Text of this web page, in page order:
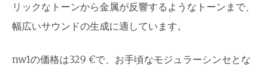
リックなトーンから金属が反響するようなトーンまで、
幅広いサウンドの生成に適しています。
nw1の価格は329 €で、お手頃なモジュラーシンセとな